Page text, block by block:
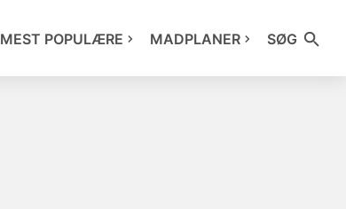
MEST POPULÆRE MADPLANER SØG